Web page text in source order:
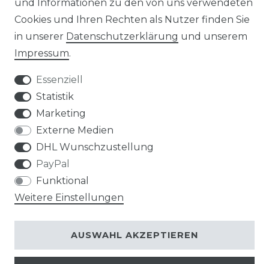
Impressum
AGB
VERTRAG WIDERRUFEN
und Informationen zu den von uns verwendeten
Cookies und Ihren Rechten als Nutzer finden Sie
in unserer Daten­schutz­erklärung und unserem
Impressum.
Essenziell
Statistik
Marketing
Externe Medien
DHL Wunschzustellung
PayPal
Funktional
Weitere Einstellungen
AUSWAHL AKZEPTIEREN